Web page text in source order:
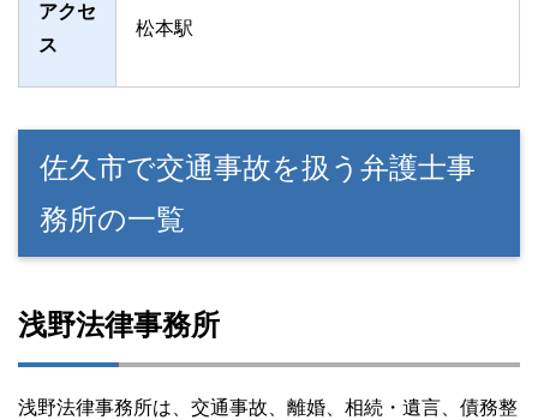
アクセ
ス
松本駅
佐久市で交通事故を扱う弁護士事
務所の一覧
浅野法律事務所
浅野法律事務所は、交通事故、離婚、相続・遺言、債務整